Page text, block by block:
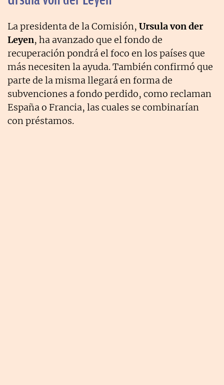
La presidenta de la Comisión, Ursula von der
Leyen, ha avanzado que el fondo de
recuperación pondrá el foco en los países que
más necesiten la ayuda. También confirmó que
parte de la misma llegará en forma de
subvenciones a fondo perdido, como reclaman
España o Francia, las cuales se combinarían
con préstamos.